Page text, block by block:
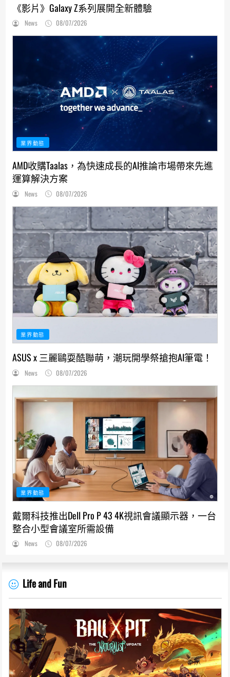
《影片》Galaxy Z系列展開全新體驗
News 08/07/2026
業界動態
AMD收購Taalas，為快速成長的AI推論市場帶來先進
運算解決方案
News 08/07/2026
業界動態
ASUS x 三麗鷗耍酷聯萌，潮玩開學祭搶抱AI筆電！
News 08/07/2026
業界動態
戴爾科技推出Dell Pro P 43 4K視訊會議顯示器，一台
整合小型會議室所需設備
News 08/07/2026
Life and Fun